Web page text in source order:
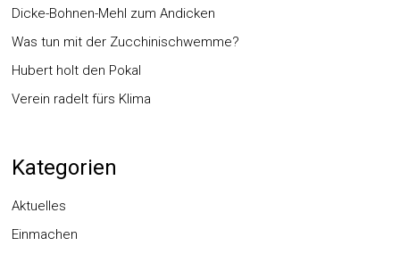
Dicke-Bohnen-Mehl zum Andicken
Was tun mit der Zucchinischwemme?
Hubert holt den Pokal
Verein radelt fürs Klima
Kategorien
Aktuelles
Einmachen